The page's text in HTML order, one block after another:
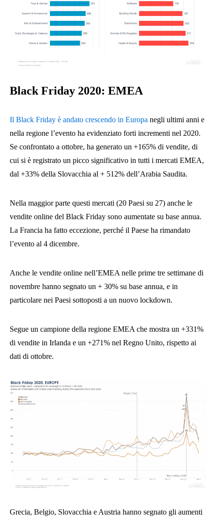
Black Friday 2020: EMEA
Il Black Friday è andato crescendo in Europa negli ultimi anni e
nella regione l’evento ha evidenziato forti incrementi nel 2020.
Se confrontato a ottobre, ha generato un +165% di vendite, di
cui si è registrato un picco significativo in tutti i mercati EMEA,
dal +33% della Slovacchia al + 512% dell’Arabia Saudita.
Nella maggior parte questi mercati (20 Paesi su 27) anche le
vendite online del Black Friday sono aumentate su base annua.
La Francia ha fatto eccezione, perché il Paese ha rimandato
l’evento al 4 dicembre.
Anche le vendite online nell’EMEA nelle prime tre settimane di
novembre hanno segnato un + 30% su base annua, e in
particolare nei Paesi sottoposti a un nuovo lockdown.
Segue un campione della regione EMEA che mostra un +331%
di vendite in Irlanda e un +271% nel Regno Unito, rispetto ai
dati di ottobre.
Grecia, Belgio, Slovacchia e Austria hanno segnato gli aumenti